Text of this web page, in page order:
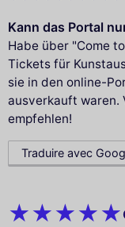
Kann das Portal
Habe über "Come
Tickets für
sie in den online-
ausverkauft waren.
empfehlen!
Traduire avec